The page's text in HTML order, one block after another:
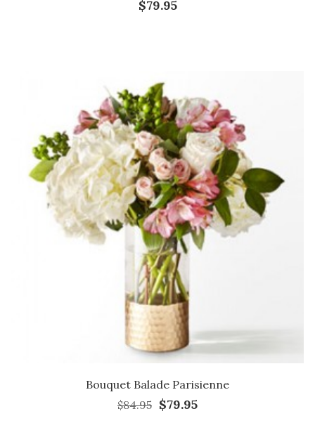
$79.95
Bouquet Balade Parisienne
$84.95 $79.95